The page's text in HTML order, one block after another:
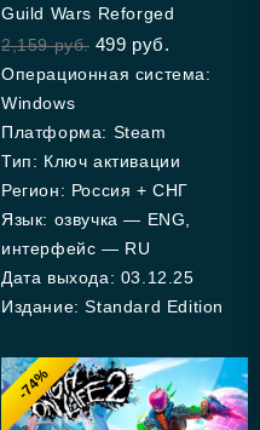
out
of
5
Guild Wars Reforged
2,159руб. 499 руб.
Операционная система:
Windows
Платформа: Steam
Тип: Ключ активации
Регион: Россия + СНГ
Язык: озвучка — ENG,
интерфейс — RU
Дата выхода: 03.12.25
Издание: Standard Edition
-74%